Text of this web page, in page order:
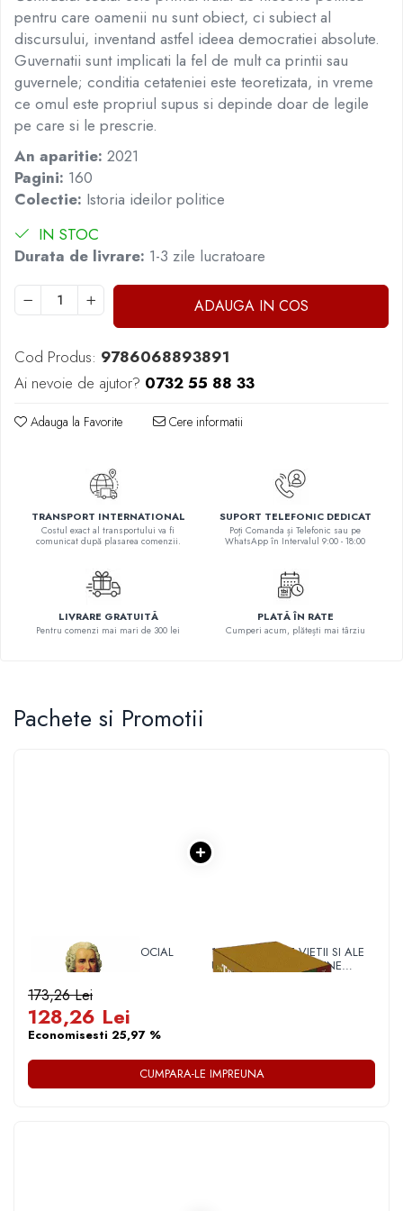
Masaj
MedConnect
Medicina & Farmacie
Medicina Pentru Toti
SealfHealing
Sport
Starea de bine
Terapii Alternative
AudioBook
Beletristica
Biografii, Memorii, Jurnale
Carti erotice
Adult
Crime, Thriller, Mistery
Literatura Romana
Romane de dragoste, Carti
romantice
Senzatii/Dragoste
Senzatii/Erotic
Senzatii/Suspans
Senzatii/Thriller
Teens Book Club
Organizare si Arhivare
Seturi birotica
Articole scolare
Arta
Caiete si Carnetele scolare
Coperti, Mape, Etichete
Ghiozdane si Penare scolare
pentru care oamenii nu sunt obiect, ci subiect al
discursului, inventand astfel ideea democratiei absolute.
Guvernatii sunt implicati la fel de mult ca printii sau
guvernele; conditia cetateniei este teoretizata, in vreme
ce omul este propriul supus si depinde doar de legile
pe care si le prescrie.
An aparitie: 2021
Pagini: 160
Colectie: Istoria ideilor politice
IN STOC
Durata de livrare: 1-3 zile lucratoare
ADAUGA IN COS
Cod Produs: 9786068893891
Ai nevoie de ajutor? 0732 55 88 33
Adauga la Favorite Cere informatii
TRANSPORT INTERNATIONAL
Costul exact al transportului va fi
comunicat după plasarea comenzii.
SUPORT TELEFONIC DEDICAT
Poți Comanda și Telefonic sau pe
WhatsApp în Intervalul 9:00 - 18:00
LIVRARE GRATUITĂ
Pentru comenzi mai mari de 300 lei
PLATĂ ÎN RATE
Cumperi acum, plătești mai târziu
Pachete si Promotii
1 x CONTRACTUL SOCIAL 1 x DIN TAINELE VIETII SI ALE
UNIVERSULUI - VERSIUNE
173,26 Lei
128,26 Lei
Economisesti 25,97 %
CUMPARA-LE IMPREUNA